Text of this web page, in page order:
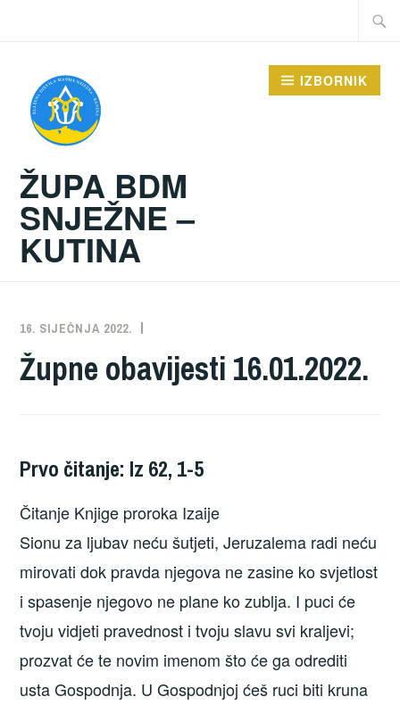
Traži:
ŽUPA BDM
SNJEŽNE –
KUTINA
IZBORNIK
16. SIJEČNJA 2022.
Župne obavijesti 16.01.2022.
Prvo čitanje: Iz 62, 1-5
Čitanje Knjige proroka Izaije
Sionu za ljubav neću šutjeti, Jeruzalema radi neću
mirovati dok pravda njegova ne zasine ko svjetlost
i spasenje njegovo ne plane ko zublja. I puci će
tvoju vidjeti pravednost i tvoju slavu svi kraljevi;
prozvat će te novim imenom što će ga odrediti
usta Gospodnja. U Gospodnjoj ćeš ruci biti kruna